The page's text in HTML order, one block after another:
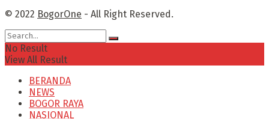
© 2022 BogorOne - All Right Reserved.
No Result
View All Result
BERANDA
NEWS
BOGOR RAYA
NASIONAL